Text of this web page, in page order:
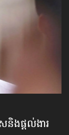
ង​ផ្ដល់ងារ​